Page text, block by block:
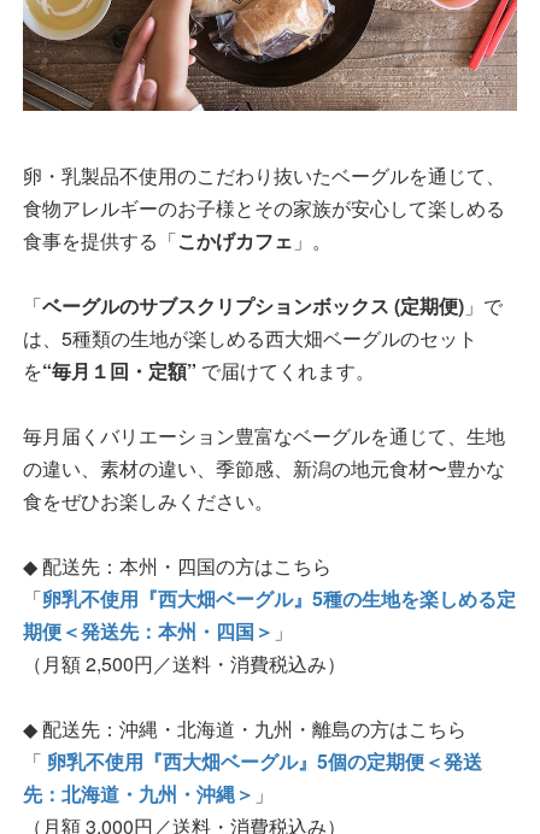
卵・乳製品不使用のこだわり抜いたベーグルを通じて、
食物アレルギーのお子様とその家族が安心して楽しめる
食事を提供する「こかげカフェ 」。
「ベーグルのサブスクリプションボックス (定期便) 」で
は、5種類の生地が楽しめる西大畑ベーグルのセット
を“毎月１回・定額” で届けてくれます。
毎月届くバリエーション豊富なベーグルを通じて、生地
の違い、素材の違い、季節感、新潟の地元食材〜豊かな
食をぜひお楽しみください。
◆ 配送先：本州・四国の方はこちら
「卵乳不使用『西大畑ベーグル』5種の生地を楽しめる定
期便＜発送先：本州・四国＞ 」
（月額 2,500円／送料・消費税込み）
◆ 配送先：沖縄・北海道・九州・離島の方はこちら
「 卵乳不使用『西大畑ベーグル』5個の定期便＜発送
先：北海道・九州・沖縄＞ 」
（月額 3,000円／送料・消費税込み）